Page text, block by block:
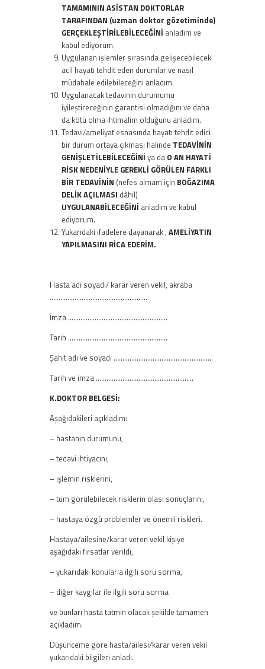
TAMAMININ ASİSTAN DOKTORLAR
TARAFINDAN (uzman doktor gözetiminde)
GERÇEKLEŞTİRİLEBİLECEĞİNİ anladım ve
kabul ediyorum.
Uygulanan işlemler sırasında gelişecebilecek
acil hayatı tehdit eden durumlar ve nasıl
müdahale edilebileceğini anladım.
Uygulanacak tedavinin durumumu
iyileştireceğinin garantisi olmadığını ve daha
da kötü olma ihtimalim olduğunu anladım.
Tedavi/ameliyat esnasında hayatı tehdit edici
bir durum ortaya çıkması halinde TEDAVİNİN
GENİŞLETİLEBİLECEĞİNİ ya da O AN HAYATİ
RİSK NEDENİYLE GEREKLİ GÖRÜLEN FARKLI
BİR TEDAVİNİN (nefes almam için BOĞAZIMA
DELİK AÇILMASI dâhil)
UYGULANABİLECEĞİNİ anladım ve kabul
ediyorum.
Yukarıdaki ifadelere dayanarak , AMELİYATIN
YAPILMASINI RİCA EDERİM.
Hasta adı soyadı/ karar veren vekil, akraba
……………………………………………….
İmza ………………………………………………..
Tarih ………………………………………………..
Şahit adı ve soyadı ………………………………………………..
Tarih ve imza ……………………………………………….
K.DOKTOR BELGESİ:
Aşağıdakileri açıkladım:
– hastanın durumunu,
– tedavi ihtiyacını,
– işlemin risklerini,
– tüm görülebilecek risklerin olası sonuçlarını,
– hastaya özgü problemler ve önemli riskleri.
Hastaya/ailesine/karar veren vekil kişiye
aşağıdaki fırsatlar verildi,
– yukarıdaki konularla ilgili soru sorma,
– diğer kaygılar ile ilgili soru sorma
ve bunları hasta tatmin olacak şekilde tamamen
açıkladım.
Düşünceme göre hasta/ailesi/karar veren vekil
yukarıdaki bilgileri anladı.